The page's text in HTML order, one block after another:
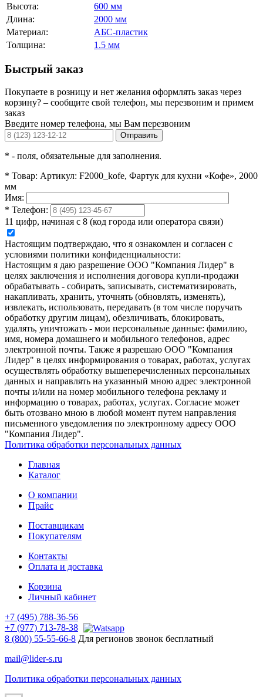
Высота:
600 мм
Длина:
2000 мм
Материал:
АБС-пластик
Толщина:
1.5 мм
Быстрый заказ
Покупаете в розницу и нет желания оформлять заказ через
корзину? – сообщите свой телефон, мы перезвоним и примем
заказ
Введите номер телефона, мы Вам перезвоним
Отправить
* - поля, обязательные для заполнения.
* Товар: Артикул: F2000_kofe, Фартук для кухни «Кофе», 2000
мм
Имя:
* Телефон:
11 цифр, начиная с 8 (код города или оператора связи)
Настоящим подтверждаю, что я ознакомлен и согласен с
условиями политики конфиденциальности:
Настоящим я даю разрешение ООО "Компания Лидер" в
целях заключения и исполнения договора купли-продажи
обрабатывать - собирать, записывать, систематизировать,
накапливать, хранить, уточнять (обновлять, изменять),
извлекать, использовать, передавать (в том числе поручать
обработку другим лицам), обезличивать, блокировать,
удалять, уничтожать - мои персональные данные: фамилию,
имя, номера домашнего и мобильного телефонов, адрес
электронной почты. Также я разрешаю ООО "Компания
Лидер" в целях информирования о товарах, работах, услугах
осуществлять обработку вышеперечисленных персональных
данных и направлять на указанный мною адрес электронной
почты и/или на номер мобильного телефона рекламу и
информацию о товарах, работах, услугах. Согласие может
быть отозвано мною в любой момент путем направления
письменного уведомления по электронному адресу ООО
"Компания Лидер".
Политика обработки персональных данных
Главная
Каталог
О компании
Прайс
Поставщикам
Покупателям
Контакты
Оплата и доставка
Корзина
Личный кабинет
+7 (495) 788-36-56
+7 (977) 713-78-38
8 (800) 55-55-66-8 Для регионов звонок бесплатный
mail@lider-s.ru
Политика обработки персональных данных